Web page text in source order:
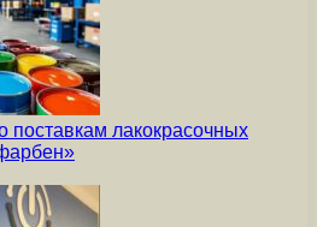
поставкам лакокрасочных